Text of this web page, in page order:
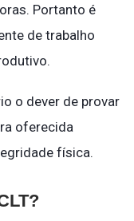
Portanto é
de trabalho
o dever de provar
oferecida
física.